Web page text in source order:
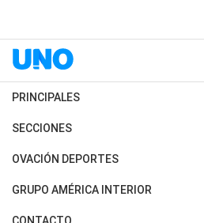
PRINCIPALES
Últimas Noticias
Política
SECCIONES
Horóscopo
Motores
OVACIÓN DEPORTES
Fútbol
Mundial
GRUPO AMÉRICA INTERIOR
Canal 7 en Vivo